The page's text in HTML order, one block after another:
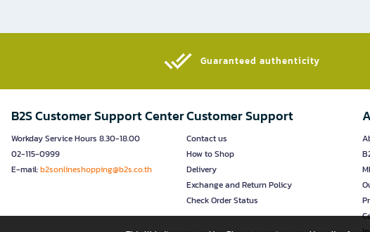
Guaranteed authenticity​
B2S Customer Support Center
Workday Service Hours 8.30-18.00
02-115-0999
E-mail:b2sonlineshopping@b2s.co.th
Customer Support
Contact us
How to Shop
Delivery
Exchange and Return Policy
Check Order Status